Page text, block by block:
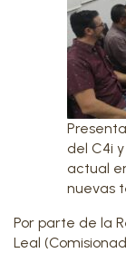
del C4i
actual
nuevas
Por parte de la
Leal